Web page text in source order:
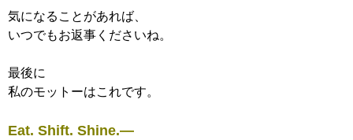
気になることがあれば、
いつでもお返事くださいね。
最後に
私のモットーはこれです。
Eat. Shift. Shine.—